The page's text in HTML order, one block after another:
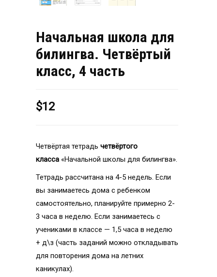
Начальная школа для
билингва. Четвёртый
класс, 4 часть
$12
Четвёртая тетрадь четвёртого
класса «Начальной школы для билингва».
Тетрадь рассчитана на 4-5 недель. Если
вы занимаетесь дома с ребенком
самостоятельно, планируйте примерно 2-
3 часа в неделю. Если занимаетесь с
учениками в классе — 1,5 часа в неделю
+ д\з (часть заданий можно откладывать
для повторения дома на летних
каникулах).